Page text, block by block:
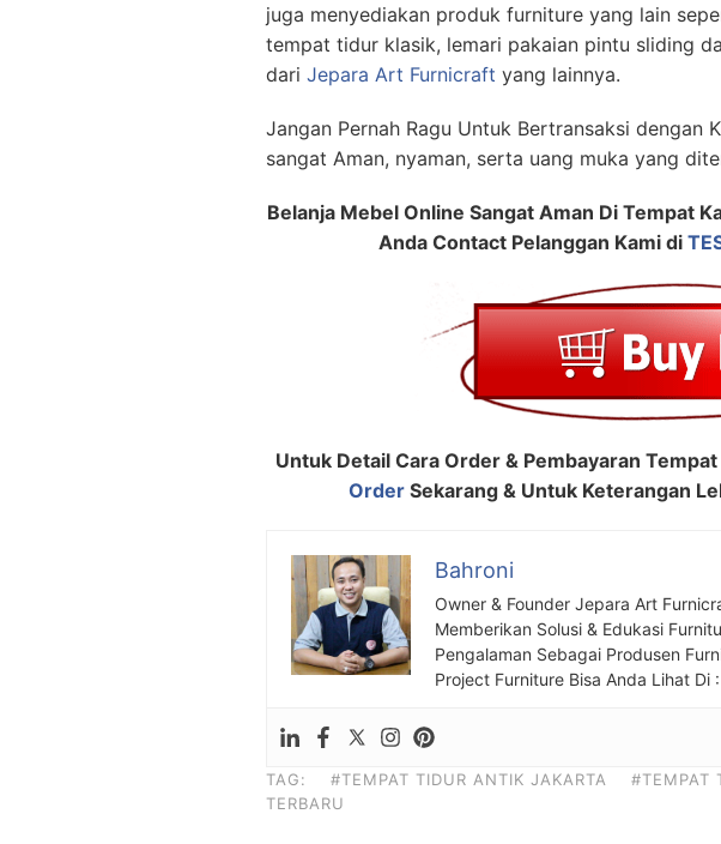
juga menyediakan produk furniture yang lain
tempat tidur klasik, lemari pakaian pintu sliding
dari Jepara Art Furnicraft yang lainnya.
Jangan Pernah Ragu Untuk Bertransaksi dengan
sangat Aman, nyaman, serta uang muka yang
Belanja Mebel Online Sangat Aman Di Tempat
Anda Contact Pelanggan Kami di
Untuk Detail Cara Order & Pembayaran
OrderSekarang & Untuk Keterangan
Bahroni
Owner & Founder Jepara Art
Memberikan Solusi & Edukasi
Pengalaman Sebagai Produsen
Project Furniture Bisa Anda Lihat Di :
TAG: #TEMPAT TIDUR ANTIK JAKARTA #TEMPAT
TERBARU